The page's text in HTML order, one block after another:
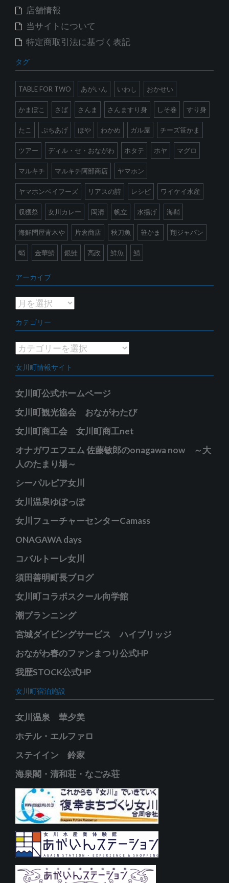
店舗情報
当サイトについて
特定商取引法に基づく表記
タグ
TABLE FOR TWO あがいん いわし おかせい
かまぼこ さば さんま さんますり身 しそ巻 すり身
たこ ぷちあげ ほや わかめ ガル屋 チーズ笹かま
ツアー ディル・セ・おながわ ホタテ ホヤ マグロ
マルキチ マルキチ阿部商店 ヤマホン
ヤマホンベイフーズ リアスの詩 レシピ ワイケイ水産
収獲祭 女川カレー 岡清 帆立 水揚げ 海鞘
海鮮問屋青木や 片倉商店 秋刀魚 笹かま 翔ジャパン
蛸 金華鯖 銀鮭 高政 鮮魚 鯖
アーカイブ
ア
カ
イ
ブ
カテゴリー
カ
ゴ
リ
女川町情報サイト
女川町公式ホームページ
女川町観光協会 おながわたび
女川町商工会 女川町商工net
オナガワエフエム 佐藤敏郎のonagawa now ～大
人のたまり場～
シーパルピア女川
女川温泉ゆぽっぽ
女川フューチャーセンターCamass
ONAGAWA days
コバルトーレ女川
須田善明町長ブログ
女川町コラボスクール向学館
潮プランニング
宮城ダイビングサービス ハイブリッジ
おながわ春のファンまつり公式HP
我歴STOCK公式HP
女川町宿泊施設
女川温泉 華夕美
ホテル・エルファロ
ステイイン 鈴家
海泉閣・清和荘・なごみ荘